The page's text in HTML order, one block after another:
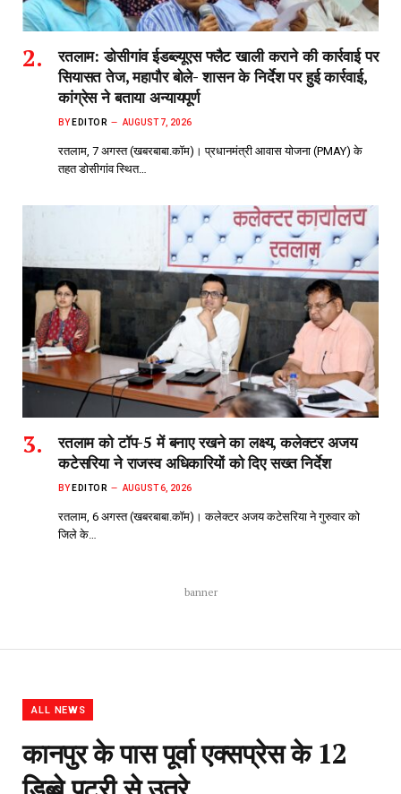
रतलाम: डोसीगांव ईडब्ल्यूएस फ्लैट खाली कराने की कार्रवाई पर
सियासत तेज, महापौर बोले- शासन के निर्देश पर हुई कार्रवाई,
कांग्रेस ने बताया अन्यायपूर्ण
BY EDITOR AUGUST 7, 2026
रतलाम, 7 अगस्त (खबरबाबा.कॉम)। प्रधानमंत्री आवास योजना (PMAY) के
तहत डोसीगांव स्थित…
रतलाम को टॉप-5 में बनाए रखने का लक्ष्य, कलेक्टर अजय
कटेसरिया ने राजस्व अधिकारियों को दिए सख्त निर्देश
BY EDITOR AUGUST 6, 2026
रतलाम, 6 अगस्त (खबरबाबा.कॉम)। कलेक्टर अजय कटेसरिया ने गुरुवार को
जिले के…
banner
ALL NEWS
कानपुर के पास पूर्वा एक्सप्रेस के 12